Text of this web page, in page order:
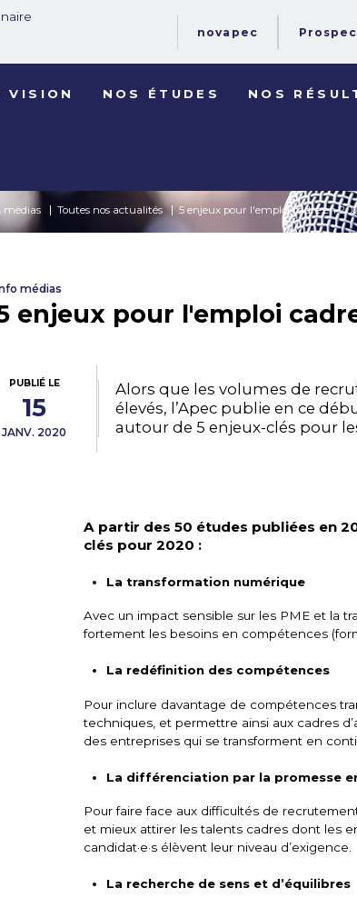
novapec
VISION NOS ÉTUDES NOS
médias Toutes nos actualités 5 enjeux pour l'emploi cadre en
médias
enjeux pour l'emploi
PUBLIÉ LE
15
JANV. 2020
Alors que les volumes de
élevés, l’Apec publie en ce
autour de 5 enjeux-clés pour
A partir des 50 études publiées en
clés pour 2020 :
La transformation numérique
Avec un impact sensible sur les PME et la
fortement les besoins en compétences
La redéfinition des compétences
Pour inclure davantage de compétences
techniques, et permettre ainsi aux cadres
des entreprises qui se transforment en
La différenciation par la promesse
Pour faire face aux difficultés de
et mieux attirer les talents cadres dont les
candidat·e·s élèvent leur niveau d’exigence.
La recherche de sens et d’équilibres